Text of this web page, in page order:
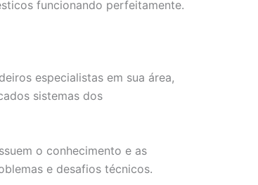
funcionando perfeitamente.
especialistas em sua área,
sistemas dos
o conhecimento e as
e desafios técnicos.